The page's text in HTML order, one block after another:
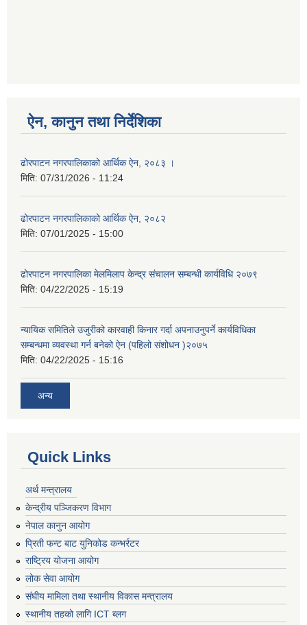
ऐन, कानुन तथा निर्देशिका
ढोरपाटन नगरपालिकाको आर्थिक ऐन, २०८३ ।
मिति: 07/31/2026 - 11:24
ढोरपाटन नगरपालिकाको आर्थिक ऐन, २०८२
मिति: 07/01/2025 - 15:00
ढोरपाटन नगरपालिका मेलमिलाप केन्द्र संचालन सम्बन्धी कार्यविधि २०७९
मिति: 04/22/2025 - 15:19
न्यायिक समितिले उजुरीको कारवाही किनार गर्दा अपनाउनुपर्ने कार्यविधिका
सम्बन्धमा व्यवस्था गर्न बनेको ऐन (पहिलो संशोधन )२०७५
मिति: 04/22/2025 - 15:16
अन्य
Quick Links
अर्थ मन्त्रालय
केन्द्रीय पञ्जिकरण विभाग
नेपाल कानुन आयोग
प्रिती फन्ट बाट युनिकोड कन्भर्रटर
राष्ट्रिय योजना आयोग
लोक सेवा आयोग
संघीय मामिला तथा स्थानीय विकास मन्त्रालय
स्थानीय तहको लागि ICT ब्लग